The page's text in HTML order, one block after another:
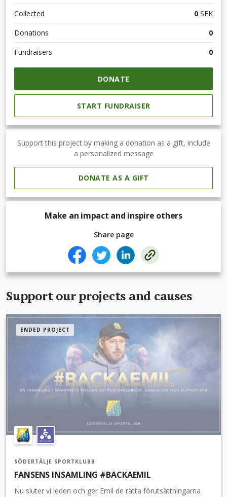
Collected
0 SEK
Donations
0
Fundraisers
0
DONATE
START FUNDRAISER
Support this project by making a donation as a gift, include
a personalized message
DONATE AS A GIFT
Make an impact and inspire others
Share page
Support our projects and causes
ENDED PROJECT
SÖDERTÄLJE SPORTKLUBB
FANSENS INSAMLING #BACKAEMIL
Nu sluter vi leden och ger Emil de rätta förutsättningarna